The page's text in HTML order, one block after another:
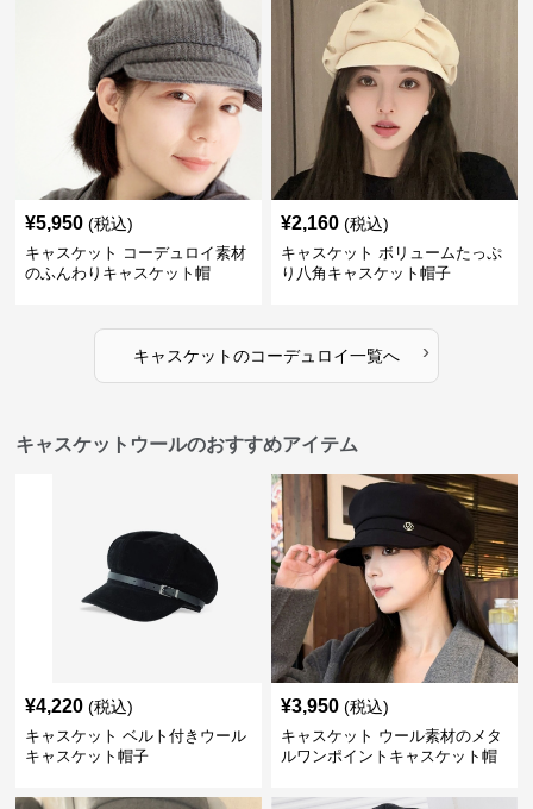
¥5,950 (税込)
キャスケット コーデュロイ素材
のふんわりキャスケット帽
¥2,160 (税込)
キャスケット ボリュームたっぷ
り八角キャスケット帽子
キャスケットのコーデュロイ一覧へ ›
キャスケットウールのおすすめアイテム
¥4,220 (税込)
キャスケット ベルト付きウール
キャスケット帽子
¥3,950 (税込)
キャスケット ウール素材のメタ
ルワンポイントキャスケット帽